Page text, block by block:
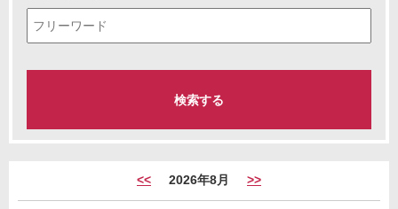
<< 2026年8月 >>